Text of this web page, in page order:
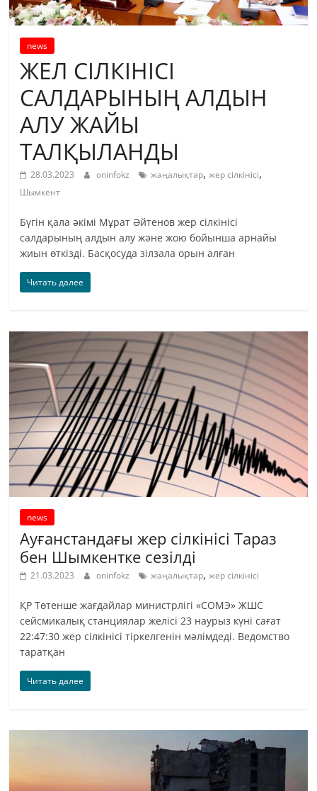
news
ЖЕЛ СІЛКІНІСІ
САЛДАРЫНЫҢ АЛДЫН
АЛУ ЖАЙЫ
ТАЛҚЫЛАНДЫ
28.03.2023 oninfokz жаңалықтар,жер сілкінісі,
Шымкент
Бүгін қала әкімі Мұрат Әйтенов жер сілкінісі
салдарының алдын алу және жою бойынша арнайы
жиын өткізді. Басқосуда зілзала орын алған
Читать далее
news
Ауғанстандағы жер сілкінісі Тараз
бен Шымкентке сезілді
21.03.2023 oninfokz жаңалықтар,жер сілкінісі
ҚР Төтенше жағдайлар министрлігі «СОМЭ» ЖШС
сейсмикалық станциялар желісі 23 наурыз күні сағат
22:47:30 жер сілкінісі тіркелгенін мәлімдеді. Ведомство
таратқан
Читать далее